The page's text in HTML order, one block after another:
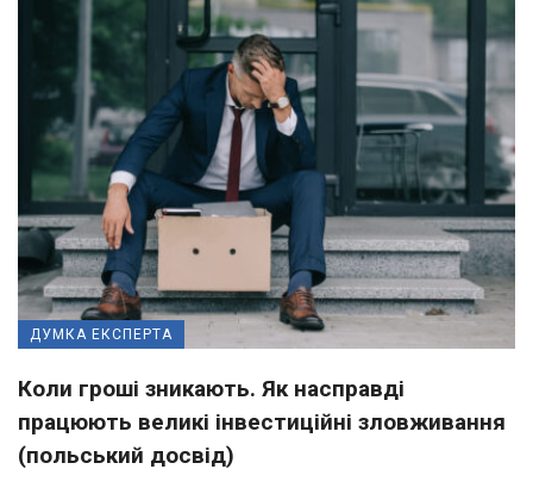
ДУМКА ЕКСПЕРТА
Коли гроші зникають. Як насправді
працюють великі інвестиційні зловживання
(польський досвід)